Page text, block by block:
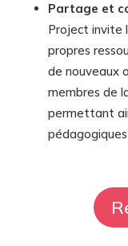
Partage et
Project invite
propres
de nouveaux
membres de
permettant